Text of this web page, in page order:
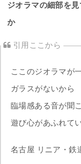
ジオラマの細部を
か
ここのジオラマが
ガラスがないから
臨場感ある音が聞
遊び心があふれてい
名古屋 リニア・鉄